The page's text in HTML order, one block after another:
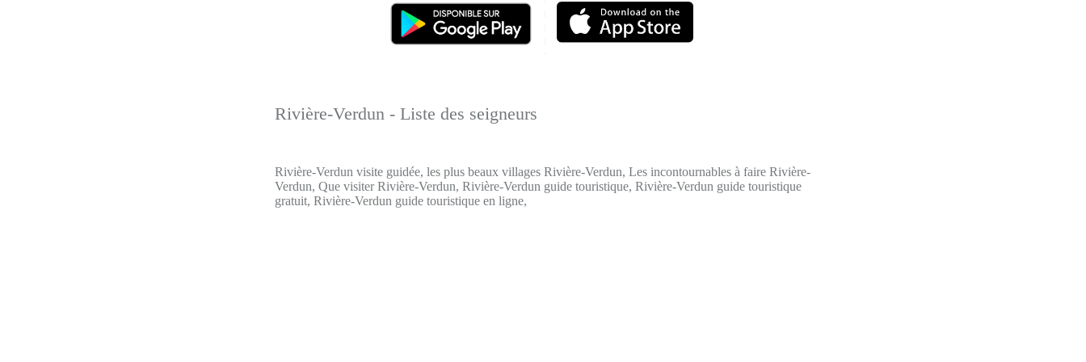
Rivière-Verdun - Liste des seigneurs
Rivière-Verdun visite guidée, les plus beaux villages Rivière-Verdun, Les incontournables à faire Rivière-
Verdun, Que visiter Rivière-Verdun, Rivière-Verdun guide touristique, Rivière-Verdun guide touristique
gratuit, Rivière-Verdun guide touristique en ligne,